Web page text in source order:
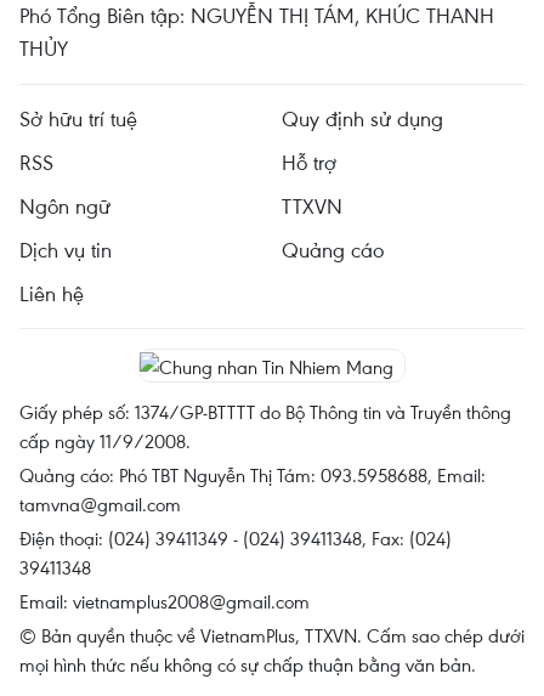
Phó Tổng Biên tập: NGUYỄN THỊ TÁM, KHÚC THANH
THỦY
Sở hữu trí tuệ
Quy định sử dụng
RSS
Hỗ trợ
Ngôn ngữ
TTXVN
Dịch vụ tin
Quảng cáo
Liên hệ
Giấy phép số: 1374/GP-BTTTT do Bộ Thông tin và Truyền thông
cấp ngày 11/9/2008.
Quảng cáo: Phó TBT Nguyễn Thị Tám: 093.5958688, Email:
tamvna@gmail.com
Điện thoại: (024) 39411349 - (024) 39411348, Fax: (024)
39411348
Email: vietnamplus2008@gmail.com
© Bản quyền thuộc về VietnamPlus, TTXVN. Cấm sao chép dưới
mọi hình thức nếu không có sự chấp thuận bằng văn bản.